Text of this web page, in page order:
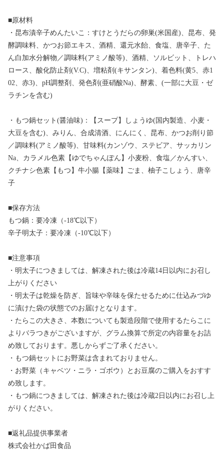
■原材料
・昆布漬辛子めんたいこ：すけとうだらの卵巣(米国産)、昆布、発
酵調味料、かつお節エキス、酒精、還元水飴、食塩、唐辛子、た
ん白加水分解物／調味料(アミノ酸等)、酒精、ソルビット、トレハ
ロース、酸化防止剤(V.C)、増粘剤(キサンタン)、着色料(黄5、赤1
02、赤3)、pH調整剤、発色剤(亜硝酸Na)、酵素、(一部に大豆・ゼ
ラチンを含む)
・もつ鍋セット(醤油味)：【スープ】しょうゆ(国内製造、小麦・
大豆を含む)、みりん、合成清酒、にんにく、昆布、かつお削り節
／調味料(アミノ酸等)、甘味料(カンゾウ、ステビア、サッカリン
Na、カラメル色素【ゆでちゃんぽん】小麦粉、食塩／かんすい、
クチナシ色素【もつ】牛小腸【薬味】ごま、柚子こしょう、唐辛
子
■保存方法
もつ鍋：要冷凍（-18℃以下）
辛子明太子：要冷凍（-10℃以下）
■注意事項
・明太子につきましては、解凍された後は冷蔵14日以内にお召し
上がりください
・明太子は乾燥を防ぎ、旨味や辛味を保たせるために仕込みづゆ
に漬けた袋の状態でのお届けとなります。
・たらこの大きさ、本数についても製造段階で使用するたらこに
よりバラつきがございますが、グラム換算で所定の内容量をお詰
め致しております。悪しからずご了承ください。
・もつ鍋セットにお野菜は含まれておりません。
・お野菜（キャベツ・ニラ・ゴボウ）とお豆腐のご購入をおすす
め致します。
・もつ鍋につきましては、解凍された後は冷蔵2日以内にお召し上
がりください。
■返礼品提供事業者
株式会社かば田食品